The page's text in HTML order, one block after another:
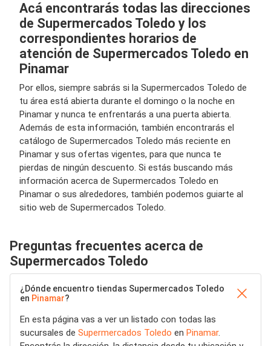
Acá encontrarás todas las direcciones
de Supermercados Toledo y los
correspondientes horarios de
atención de Supermercados Toledo en
Pinamar
Por ellos, siempre sabrás si la Supermercados Toledo de
tu área está abierta durante el domingo o la noche en
Pinamar y nunca te enfrentarás a una puerta abierta.
Además de esta información, también encontrarás el
catálogo de Supermercados Toledo más reciente en
Pinamar y sus ofertas vigentes, para que nunca te
pierdas de ningún descuento. Si estás buscando más
información acerca de Supermercados Toledo en
Pinamar o sus alrededores, también podemos guiarte al
sitio web de Supermercados Toledo.
Preguntas frecuentes acerca de
Supermercados Toledo
¿Dónde encuentro tiendas Supermercados Toledo
en Pinamar?
En esta página vas a ver un listado con todas las
sucursales de Supermercados Toledo en Pinamar.